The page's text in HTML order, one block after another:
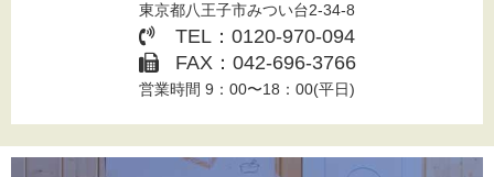
東京都八王子市みつい台2-34-8
TEL：0120-970-094
FAX：042-696-3766
営業時間 9：00〜18：00(平日)